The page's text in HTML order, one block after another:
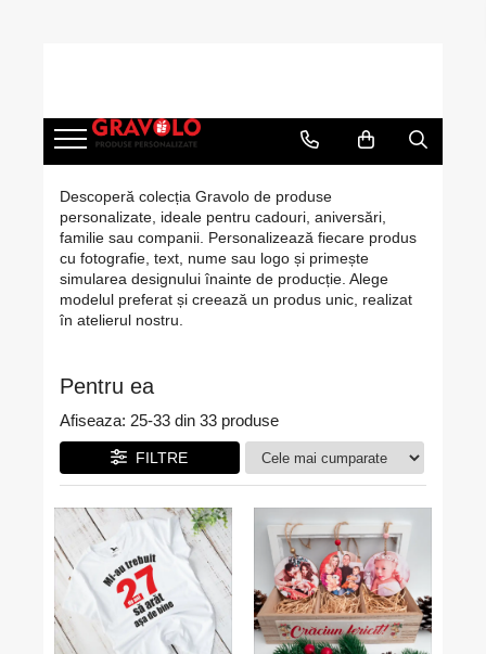
Tricouri personalizate cu poză, text
sau logo
Perfectă cu Poză, Nume, Text sau
Rame foto personalizate
Tablouri personalizate
Pusculite personalizate
Cutii de vin personalizate
Brichete Personalizate
Puzzle Personalizat
Insigne personalizate
Perne personalizate
Plusuri personalizate
Agende personalizate
Etichete pentru sticla de vin
Hanorac Pescuit
Tricouri pentru pescari
Cana Pescar
Cadouri Cuplu
Cadouri Barbati
Cadouri Copii
Cadouri Bebelusi
Cadouri pentru Mama
Cadouri pentru Tata
Cadouri pentru Nasi
Cadouri pentru Fini
Cadouri pentru Sefa/Sef
Cadouri pentru Colegi
Cadouri pentru Doctori
Cadouri Pensionare
Cadouri Profesori
Cadouri de Craciun
Cadouri de Paște
Martisoare
Cadouri de Halloween
1 Iunie - Ziua Copilului
Back to School
Nunta
Botez
Majorat
Absolvire
Descoperă colecția Gravolo de produse
personalizate, ideale pentru cadouri, aniversări,
familie sau companii. Personalizează fiecare produs
cu fotografie, text, nume sau logo și primește
simularea designului înainte de producție. Alege
modelul preferat și creează un produs unic, realizat
în atelierul nostru.
Pentru ea
Afiseaza: 25-33 din 33 produse
FILTRE